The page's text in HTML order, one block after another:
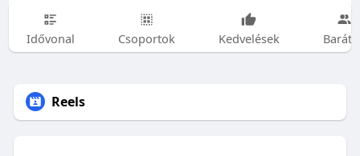
Idővonal Csoportok Kedvelések
Reels